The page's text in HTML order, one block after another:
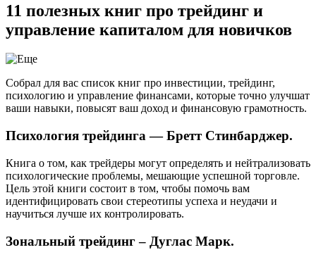
11 полезных книг про трейдинг и
управление капиталом для новичков
Собрал для вас список книг про инвестиции, трейдинг,
психологию и управление финансами, которые точно улучшат
ваши навыки, повысят ваш доход и финансовую грамотность.
Психология трейдинга — Бретт Стинбарджер.
Книга о том, как трейдеры могут определять и нейтрализовать
психологические проблемы, мешающие успешной торговле.
Цель этой книги состоит в том, чтобы помочь вам
идентифицировать свои стереотипы успеха и неудачи и
научиться лучше их контролировать.
Зональный трейдинг – Дуглас Марк.